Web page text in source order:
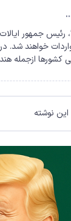
کشورها ازجمله
نوشته
نشست بریکس در
رسمی ترامپ و
بازرگانی دولت ترامپ
توافقات تجاری
و احتمال
تایلند و اتحادیه